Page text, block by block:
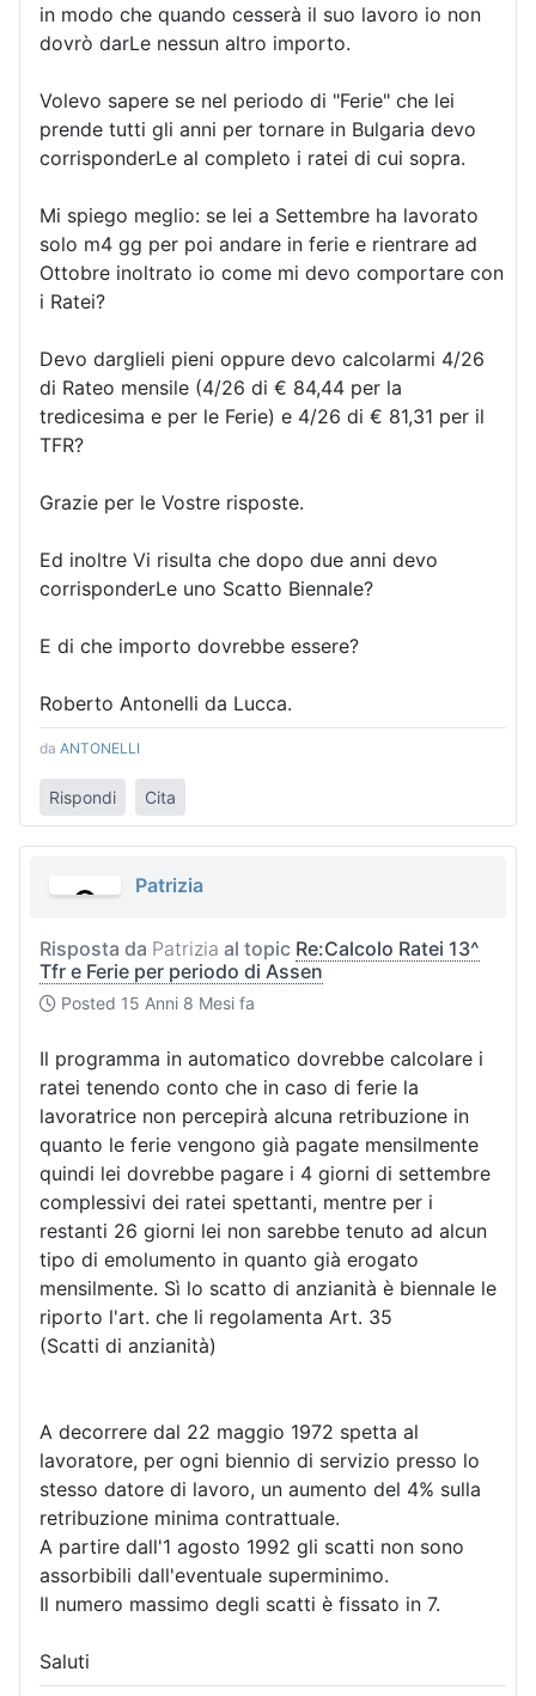
in modo che quando cesserà il suo lavoro io non
dovrò darLe nessun altro importo.
Volevo sapere se nel periodo di "Ferie" che lei
prende tutti gli anni per tornare in Bulgaria devo
corrisponderLe al completo i ratei di cui sopra.
Mi spiego meglio: se lei a Settembre ha lavorato
solo m4 gg per poi andare in ferie e rientrare ad
Ottobre inoltrato io come mi devo comportare con
i Ratei?
Devo darglieli pieni oppure devo calcolarmi 4/26
di Rateo mensile (4/26 di € 84,44 per la
tredicesima e per le Ferie) e 4/26 di € 81,31 per il
TFR?
Grazie per le Vostre risposte.
Ed inoltre Vi risulta che dopo due anni devo
corrisponderLe uno Scatto Biennale?
E di che importo dovrebbe essere?
Roberto Antonelli da Lucca.
da ANTONELLI
Rispondi Cita
Patrizia
Risposta da Patrizia al topic Re:Calcolo Ratei 13^
Tfr e Ferie per periodo di Assen
Posted 15 Anni 8 Mesi fa
Il programma in automatico dovrebbe calcolare i
ratei tenendo conto che in caso di ferie la
lavoratrice non percepirà alcuna retribuzione in
quanto le ferie vengono già pagate mensilmente
quindi lei dovrebbe pagare i 4 giorni di settembre
complessivi dei ratei spettanti, mentre per i
restanti 26 giorni lei non sarebbe tenuto ad alcun
tipo di emolumento in quanto già erogato
mensilmente. Sì lo scatto di anzianità è biennale le
riporto l'art. che li regolamenta Art. 35
(Scatti di anzianità)
A decorrere dal 22 maggio 1972 spetta al
lavoratore, per ogni biennio di servizio presso lo
stesso datore di lavoro, un aumento del 4% sulla
retribuzione minima contrattuale.
A partire dall'1 agosto 1992 gli scatti non sono
assorbibili dall'eventuale superminimo.
Il numero massimo degli scatti è fissato in 7.
Saluti